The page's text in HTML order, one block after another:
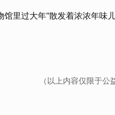
过大年”散发着浓浓年味儿
（以上内容仅限于